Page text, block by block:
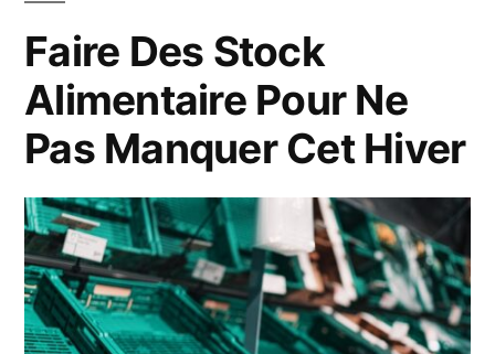
Faire Des Stock
Alimentaire Pour Ne
Pas Manquer Cet Hiver